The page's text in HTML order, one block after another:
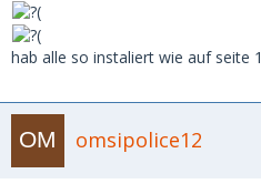
hab alle so instaliert wie auf seite 1
omsipolice12